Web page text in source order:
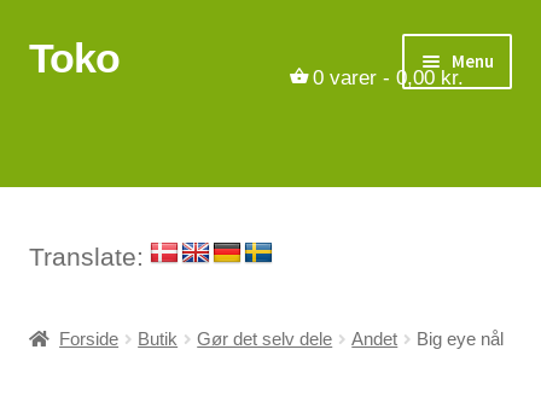
Spring
til
Spring
til
Toko Menu
Put & Take
Tips og triks.
0varer - 0,00 kr.
Translate:
Forside Butik Gør det selv dele Andet Big eye nål